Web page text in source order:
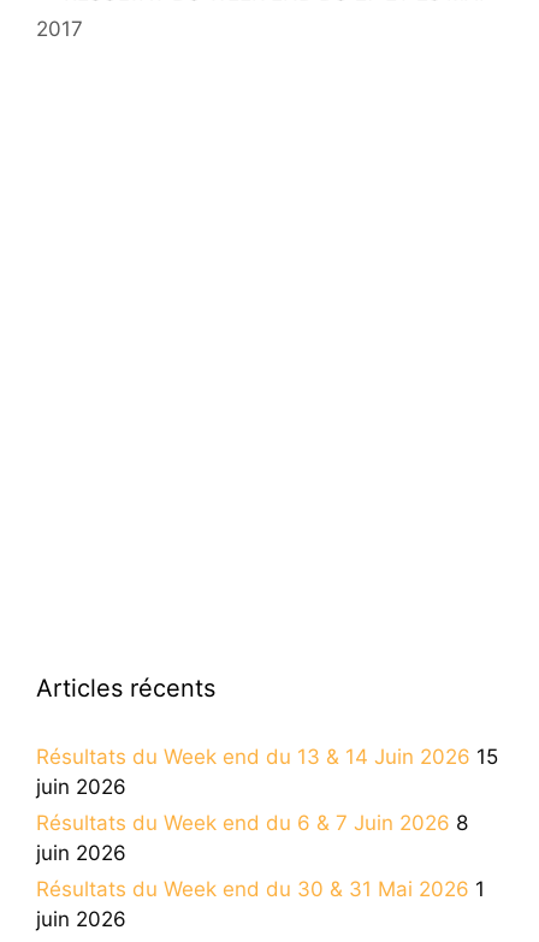
2017
Articles récents
Résultats du Week end du 13 & 14 Juin 2026 15
juin 2026
Résultats du Week end du 6 & 7 Juin 2026 8
juin 2026
Résultats du Week end du 30 & 31 Mai 2026 1
juin 2026